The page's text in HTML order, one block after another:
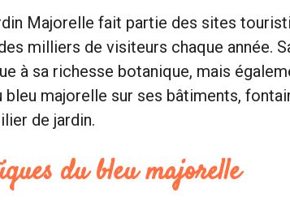
Majorelle fait partie des sites
milliers de visiteurs chaque année.
à sa richesse botanique, mais
bleu majorelle sur ses bâtiments,
de jardin.
du bleu majorelle